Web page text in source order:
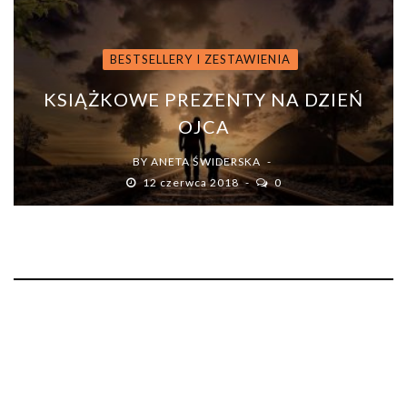
BESTSELLERY I ZESTAWIENIA
KSIĄŻKOWE PREZENTY NA DZIEŃ
OJCA
BYANETA ŚWIDERSKA
12 czerwca 2018
0